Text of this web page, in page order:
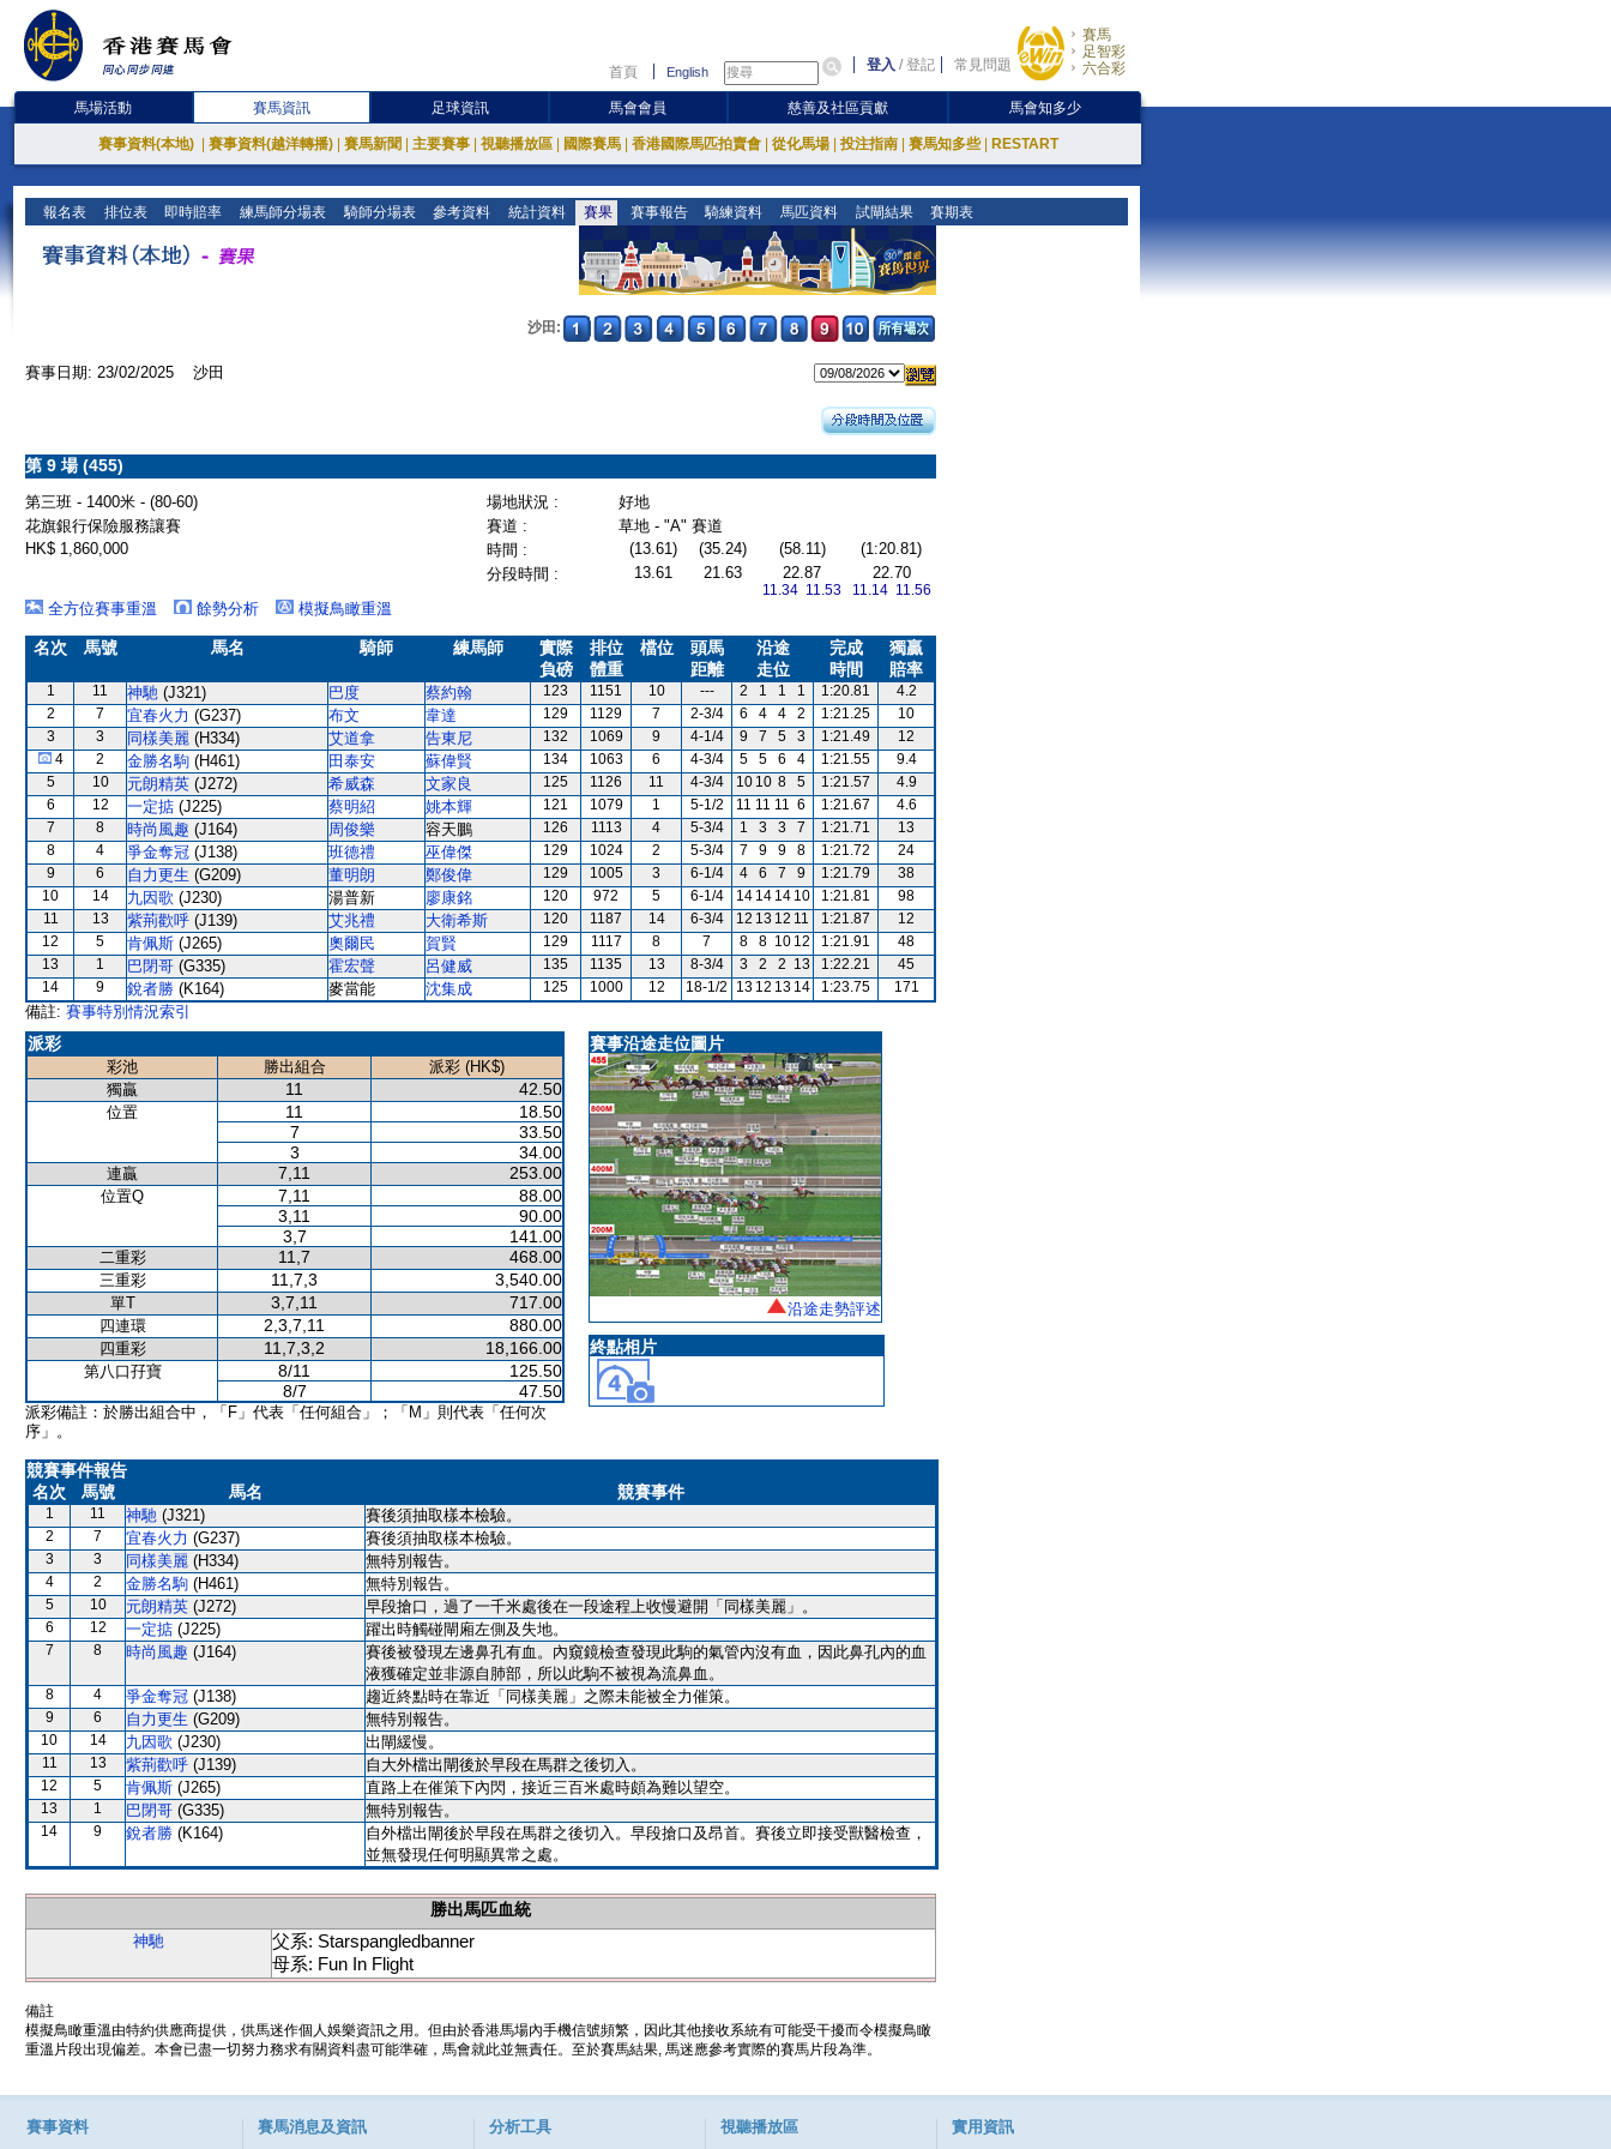
首頁 English 登入 /登記 常見問題
賽馬
足智彩
六合彩
馬場活動 賽馬資訊 足球資訊 馬會會員 慈善及社區貢獻 馬會知多少
賽事資料(本地) 賽事資料(越洋轉播) 賽馬新聞 主要賽事 視聽播放區 國際賽馬 香港國際馬匹拍賣會 從化馬場 投注指南 賽馬知多些 RESTART
報名表 排位表 即時賠率 練馬師分場表 騎師分場表 參考資料 統計資料 賽果 賽事報告 騎練資料 馬匹資料 試閘結果 賽期表
沙田:
賽事日期: 23/02/2025 沙田
第 9 場 (455)
第三班 - 1400米 - (80-60) 場地狀況 :
好地
花旗銀行保險服務讓賽
賽道 :
草地 - "A" 賽道
HK$ 1,860,000
時間 : (13.61) (35.24) (58.11)
(1:20.81)
分段時間 :
13.61 21.63 22.87
11.34 11.53
22.70
11.14 11.56
全方位賽事重溫 餘勢分析 模擬鳥瞰重溫
名次 馬號 馬名 騎師 練馬師
實際
負磅
排位
體重
檔位
頭馬
距離
沿途
走位
完成
時間
獨贏
賠率
1 11 神馳 (J321) 巴度 蔡約翰 123 1151 10 --- 2 1 1 1 1:20.81
4.2
2
7 宜春火力 (G237) 布文 韋達 129 1129 7 2-3/4 6 4 4 2 1:21.25
10
3
3 同樣美麗 (H334) 艾道拿 告東尼 132 1069 9 4-1/4 9 7 5 3 1:21.49
12
4
2 金勝名駒 (H461) 田泰安 蘇偉賢 134 1063 6 4-3/4 5 5 6 4 1:21.55
9.4
5
10 元朗精英 (J272) 希威森 文家良 125 1126 11 4-3/4 10 10 8 5 1:21.57
4.9
6
12 一定掂 (J225) 蔡明紹 姚本輝 121 1079 1 5-1/2 11 11 11 6 1:21.67
4.6
7
8 時尚風趣 (J164) 周俊樂 容天鵬 126 1113 4 5-3/4 1 3 3 7 1:21.71
13
8
4 爭金奪冠 (J138) 班德禮 巫偉傑 129 1024 2 5-3/4 7 9 9 8 1:21.72
24
9
6 自力更生 (G209) 董明朗 鄭俊偉 129 1005 3 6-1/4 4 6 7 9 1:21.79
38
10
14 九因歌 (J230) 湯普新 廖康銘 120 972 5 6-1/4 14 14 14 10 1:21.81
98
11
13 紫荊歡呼 (J139) 艾兆禮 大衛希斯 120 1187 14 6-3/4 12 13 12 11 1:21.87
12
12
5 肯佩斯 (J265) 奧爾民 賀賢 129 1117 8 7 8 8 10 12 1:21.91
48
13
1 巴閉哥 (G335) 霍宏聲 呂健威 135 1135 13 8-3/4 3 2 2 13 1:22.21
45
14
9 銳者勝 (K164) 麥當能 沈集成 125 1000 12 18-1/2 13 12 13 14 1:23.75 171
備註: 賽事特別情況索引
派彩
彩池 勝出組合
派彩 (HK$)
獨贏
11 42.50
位置 11
18.50
7
33.50
3
34.00
連贏 7,11 253.00
位置Q 7,11
88.00
3,11
90.00
3,7
141.00
二重彩 11,7 468.00
三重彩 11,7,3 3,540.00
單T 3,7,11 717.00
四連環 2,3,7,11 880.00
四重彩 11,7,3,2 18,166.00
第八口孖寶 8/11
125.50
8/7
47.50
派彩備註：於勝出組合中，「F」代表「任何組合」；「M」則代表「任何次
序」。
賽事沿途走位圖片
沿途走勢評述
終點相片
競賽事件報告
名次
馬號 馬名 競賽事件
1 11 神馳 (J321) 賽後須抽取樣本檢驗。
2 7 宜春火力 (G237) 賽後須抽取樣本檢驗。
3 3 同樣美麗 (H334) 無特別報告。
4 2 金勝名駒 (H461) 無特別報告。
5 10 元朗精英 (J272) 早段搶口，過了一千米處後在一段途程上收慢避開「同樣美麗」。
6 12 一定掂 (J225) 躍出時觸碰閘廂左側及失地。
7 8 時尚風趣 (J164)
賽後被發現左邊鼻孔有血。內窺鏡檢查發現此駒的氣管內沒有血，因此鼻孔內的血
液獲確定並非源自肺部，所以此駒不被視為流鼻血。
8 4 爭金奪冠 (J138) 趨近終點時在靠近「同樣美麗」之際未能被全力催策。
9 6 自力更生 (G209) 無特別報告。
10 14 九因歌 (J230) 出閘緩慢。
11 13 紫荊歡呼 (J139) 自大外檔出閘後於早段在馬群之後切入。
12 5 肯佩斯 (J265) 直路上在催策下內閃，接近三百米處時頗為難以望空。
13 1 巴閉哥 (G335) 無特別報告。
14 9 銳者勝 (K164)
自外檔出閘後於早段在馬群之後切入。早段搶口及昂首。賽後立即接受獸醫檢查，
並無發現任何明顯異常之處。
勝出馬匹血統
神馳
父系: Starspangledbanner
母系: Fun In Flight
備註
模擬鳥瞰重溫由特約供應商提供，供馬迷作個人娛樂資訊之用。但由於香港馬場內手機信號頻繁，因此其他接收系統有可能受干擾而令模擬鳥瞰
重溫片段出現偏差。本會已盡一切努力務求有關資料盡可能準確，馬會就此並無責任。至於賽馬結果, 馬迷應參考實際的賽馬片段為準。
賽事資料 賽馬消息及資訊 分析工具 視聽播放區 實用資訊